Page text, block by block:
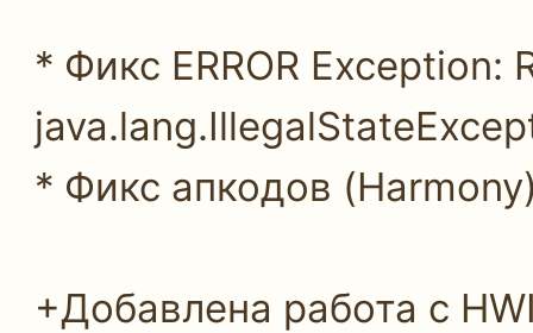
* Фикс ERROR Exception:
* Фикс апкодов
+Добавлена работа с